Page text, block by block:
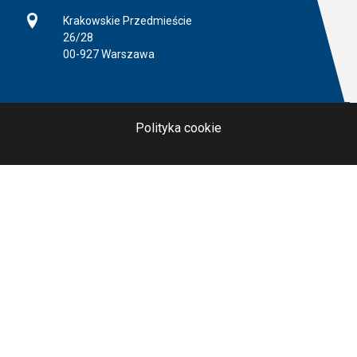
Adres
Krakowskie Przedmieście
26/28
00-927 Warszawa
Polityka cookie